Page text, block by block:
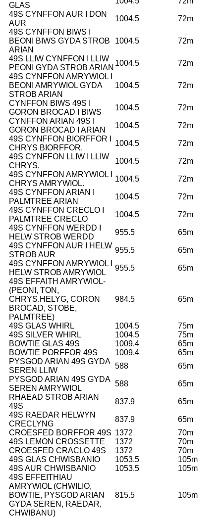
GLAS
49S CYNFFON AUR I DON
AUR
1004.5
72m
49S CYNFFON BIWS I
BEONI BIWS GYDA STROB
ARIAN
1004.5 72m
49S LLIW CYNFFON I LLIW
PEONI GYDA STROB ARIAN
1004.5
72m
49S CYNFFON AMRYWIOL I
BEONI AMRYWIOL GYDA
STROB ARIAN
1004.5 72m
CYNFFON BIWS 49S I
GORON BROCAD I BIWS
1004.5
72m
CYNFFON ARIAN 49S I
GORON BROCAD I ARIAN
1004.5
72m
49S CYNFFON BIORFFOR I
CHRYS BIORFFOR.
1004.5
72m
49S CYNFFON LLIW I LLIW
CHRYS.
1004.5
72m
49S CYNFFON AMRYWIOL I
CHRYS AMRYWIOL.
1004.5
72m
49S CYNFFON ARIAN I
PALMTREE ARIAN
1004.5
72m
49S CYNFFON CRECLO I
PALMTREE CRECLO
1004.5
72m
49S CYNFFON WERDD I
HELW STROB WERDD
955.5
65m
49S CYNFFON AUR I HELW
STROB AUR
955.5
65m
49S CYNFFON AMRYWIOL I
HELW STROB AMRYWIOL
955.5
65m
49S EFFAITH AMRYWIOL-
(PEONI, TON,
CHRYS.HELYG, CORON
BROCAD, STOBE,
PALMTREE)
984.5 65m
49S GLAS WHIRL 1004.5
75m
49S SILVER WHIRL
1004.5
75m
BOWTIE GLAS 49S
1009.4
65m
BOWTIE PORFFOR 49S
1009.4
65m
PYSGOD ARIAN 49S GYDA
SEREN LLIW
588
65m
PYSGOD ARIAN 49S GYDA
SEREN AMRYWIOL
588
65m
RHAEAD STROB ARIAN
49S
837.9
65m
49S RAEDAR HELWYN
CRECLYNG
837.9
65m
CROESFED BORFFOR 49S 1372
70m
49S LEMON CROSSETTE
1372
70m
CROESFED CRACLO 49S
1372
70m
49S GLAS CHWISBANIO
1053.5
105m
49S AUR CHWISBANIO
1053.5
105m
49S EFFEITHIAU
AMRYWIOL (CHWILIO,
BOWTIE, PYSGOD ARIAN
GYDA SEREN, RAEDAR,
CHWIBANU)
815.5 105m